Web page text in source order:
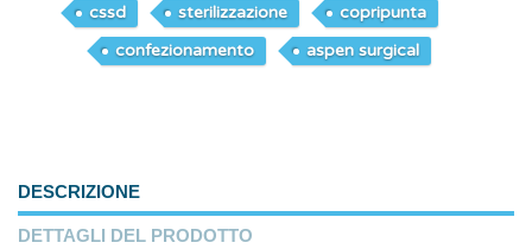
cssd sterilizzazione
copripunta
confezionamento
aspen surgical
DESCRIZIONE
DETTAGLI DEL PRODOTTO